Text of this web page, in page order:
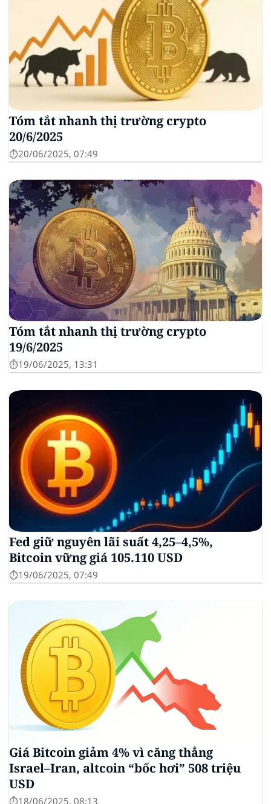
Tóm tắt nhanh thị trường crypto
20/6/2025
⏱️20/06/2025, 07:49
Tóm tắt nhanh thị trường crypto
19/6/2025
⏱️19/06/2025, 13:31
Fed giữ nguyên lãi suất 4,25–4,5%,
Bitcoin vững giá 105.110 USD
⏱️19/06/2025, 07:49
Giá Bitcoin giảm 4% vì căng thẳng
Israel–Iran, altcoin “bốc hơi” 508 triệu
USD
⏱️18/06/2025, 08:13